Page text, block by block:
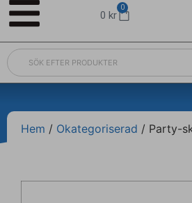
0kr
0
Hem / Okategoriserad / Party-